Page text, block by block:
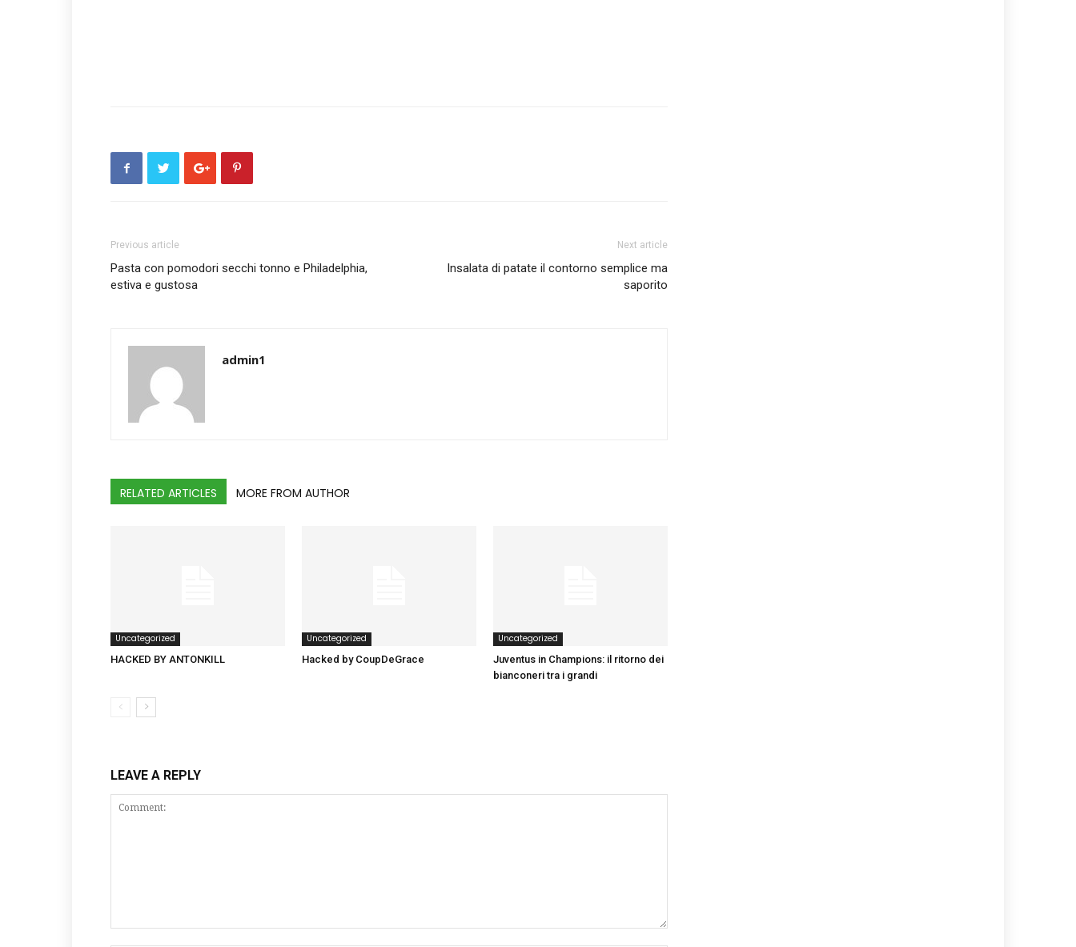
Previous article
Pasta con pomodori secchi tonno e Philadelphia,
estiva e gustosa
Next article
Insalata di patate il contorno semplice ma
saporito
admin1
RELATED ARTICLES MORE FROM AUTHOR
Uncategorized
HACKED BY ANTONKILL
Uncategorized
Hacked by CoupDeGrace
Uncategorized
Juventus in Champions: il ritorno dei
bianconeri tra i grandi
LEAVE A REPLY